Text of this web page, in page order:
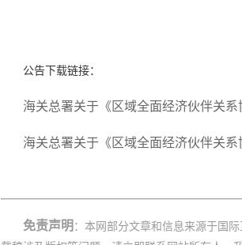
公告下载链接：
海关总署关于《区域全面经济伙伴关
海关总署关于《区域全面经济伙伴关
免责声明 ：本网部分文章和信息来源于国